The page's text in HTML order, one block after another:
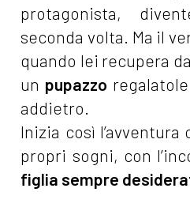
protagonista,
seconda volta. Ma il
quando lei recupera
un pupazzo
addietro.
Inizia così
propri sogni, con
figlia sempre